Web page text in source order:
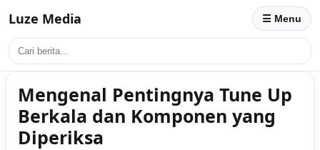
Luze Media ☰ Menu
Mengenal Pentingnya Tune Up
Berkala dan Komponen yang
Diperiksa